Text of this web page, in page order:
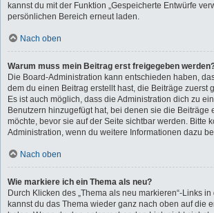
kannst du mit der Funktion „Gespeicherte Entwürfe
persönlichen Bereich erneut laden.
Nach oben
Warum muss mein Beitrag erst freigegeben
Die Board-Administration kann entschieden haben,
dem du einen Beitrag erstellt hast, die Beiträge zuerst
Es ist auch möglich, dass die Administration dich zu
Benutzern hinzugefügt hat, bei denen sie die Beiträge
möchte, bevor sie auf der Seite sichtbar werden. Bitte
Administration, wenn du weitere Informationen dazu
Nach oben
Wie markiere ich ein Thema als neu?
Durch Klicken des „Thema als neu markieren“-Links
kannst du das Thema wieder ganz nach oben auf die